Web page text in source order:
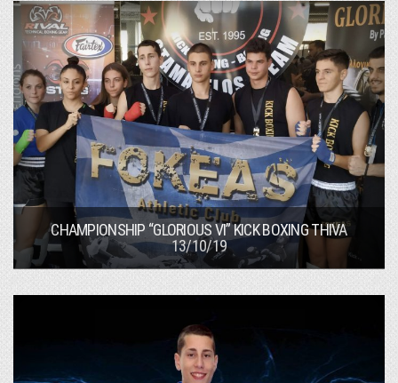
CHAMPIONSHIP “GLORIOUS VI” KICK BOXING THIVA
13/10/19